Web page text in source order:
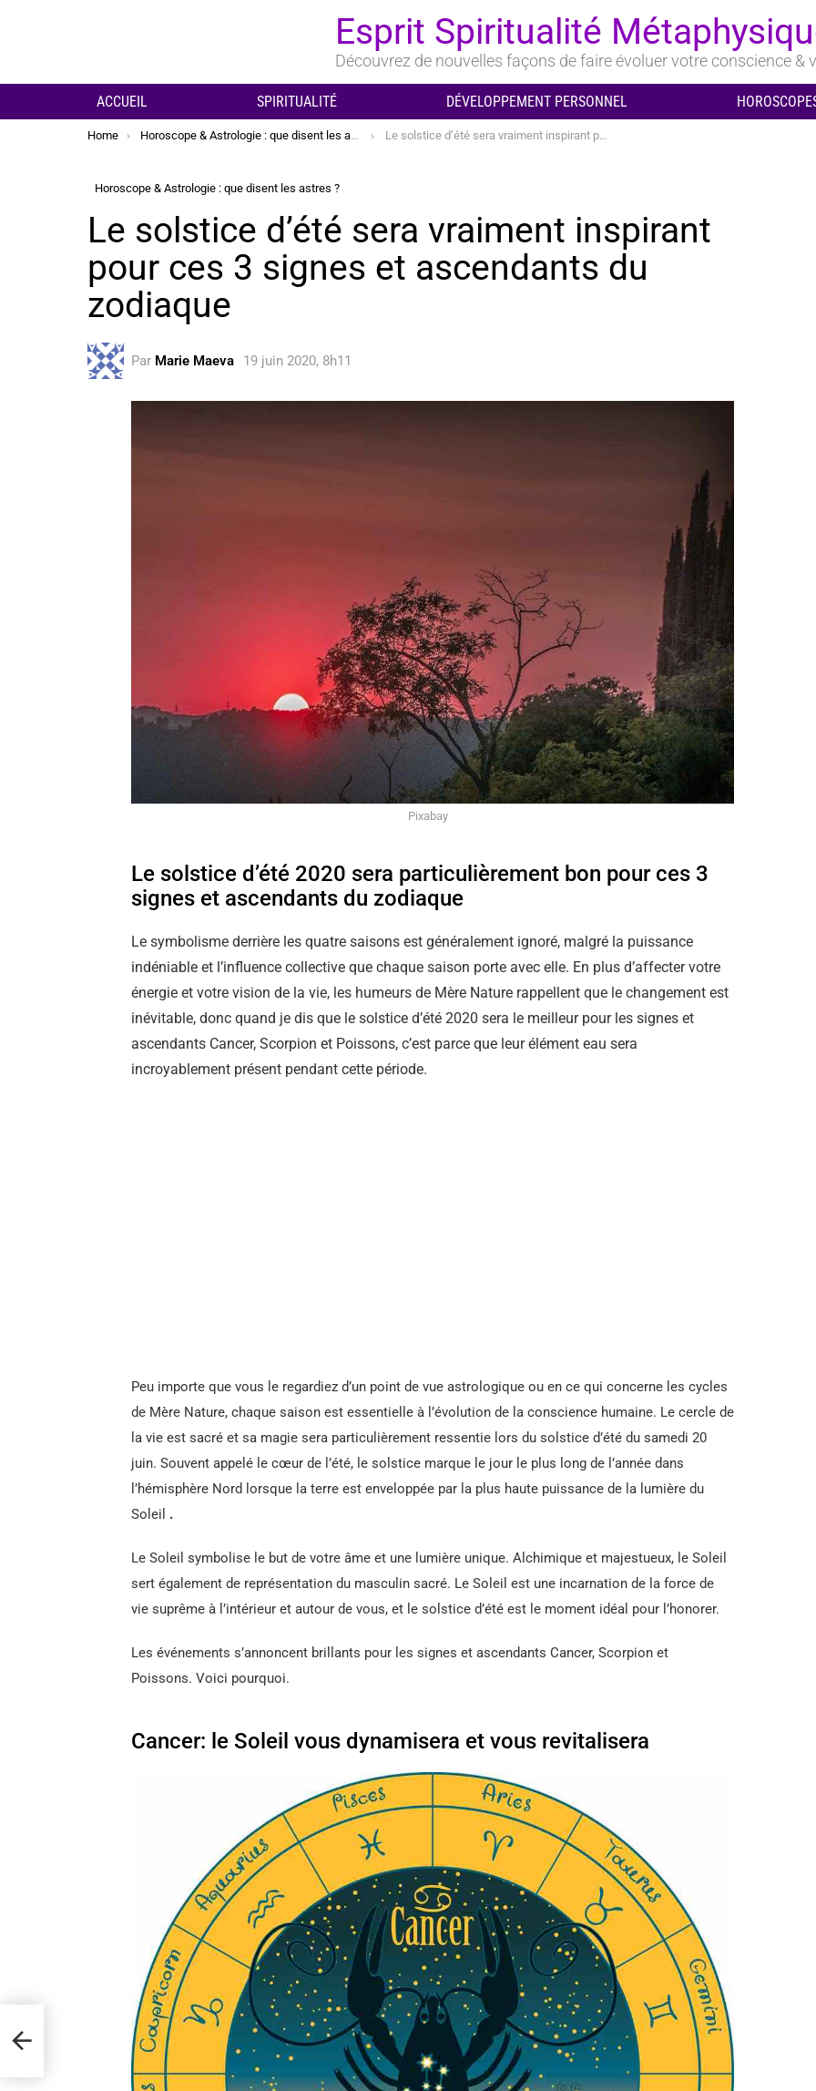
Esprit Spiritualité
Découvrez de nouvelles façons de faire évoluer votre conscience &
ACCUEIL SPIRITUALITÉ DÉVELOPPEMENT PERSONNEL
You are here:
Home Horoscope & Astrologie : que disent les astres ? Le solstice d’été sera vraiment inspirant pour ces 3 signes et ascendants du zodiaque
Horoscope & Astrologie : que disent les astres ?
Le solstice d’été sera vraiment inspirant
pour ces 3 signes et ascendants du
zodiaque
Par Marie Maeva 19 juin 2020, 8h11
Pixabay
Le solstice d’été 2020 sera particulièrement bon pour ces 3
signes et ascendants du zodiaque
Le symbolisme derrière les quatre saisons est généralement ignoré, malgré la puissance
indéniable et l’influence collective que chaque saison porte avec elle. En plus d’affecter votre
énergie et votre vision de la vie, les humeurs de Mère Nature rappellent que le changement est
inévitable, donc quand je dis que le solstice d’été 2020 sera le meilleur pour les signes et
ascendants Cancer, Scorpion et Poissons, c’est parce que leur élément eau sera
incroyablement présent pendant cette période.
Peu importe que vous le regardiez d’un point de vue astrologique ou en ce qui concerne les cycles
de Mère Nature, chaque saison est essentielle à l’évolution de la conscience humaine. Le cercle de
la vie est sacré et sa magie sera particulièrement ressentie lors du solstice d’été du samedi 20
juin. Souvent appelé le cœur de l’été, le solstice marque le jour le plus long de l’année dans
l’hémisphère Nord lorsque la terre est enveloppée par la plus haute puissance de la lumière du
Soleil .
Le Soleil symbolise le but de votre âme et une lumière unique. Alchimique et majestueux, le Soleil
sert également de représentation du masculin sacré. Le Soleil est une incarnation de la force de
vie suprême à l’intérieur et autour de vous, et le solstice d’été est le moment idéal pour l’honorer.
Les événements s’annoncent brillants pour les signes et ascendants Cancer, Scorpion et
Poissons. Voici pourquoi.
Cancer: le Soleil vous dynamisera et vous revitalisera